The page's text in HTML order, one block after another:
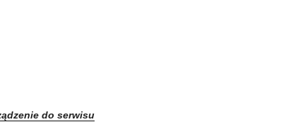
do serwisu